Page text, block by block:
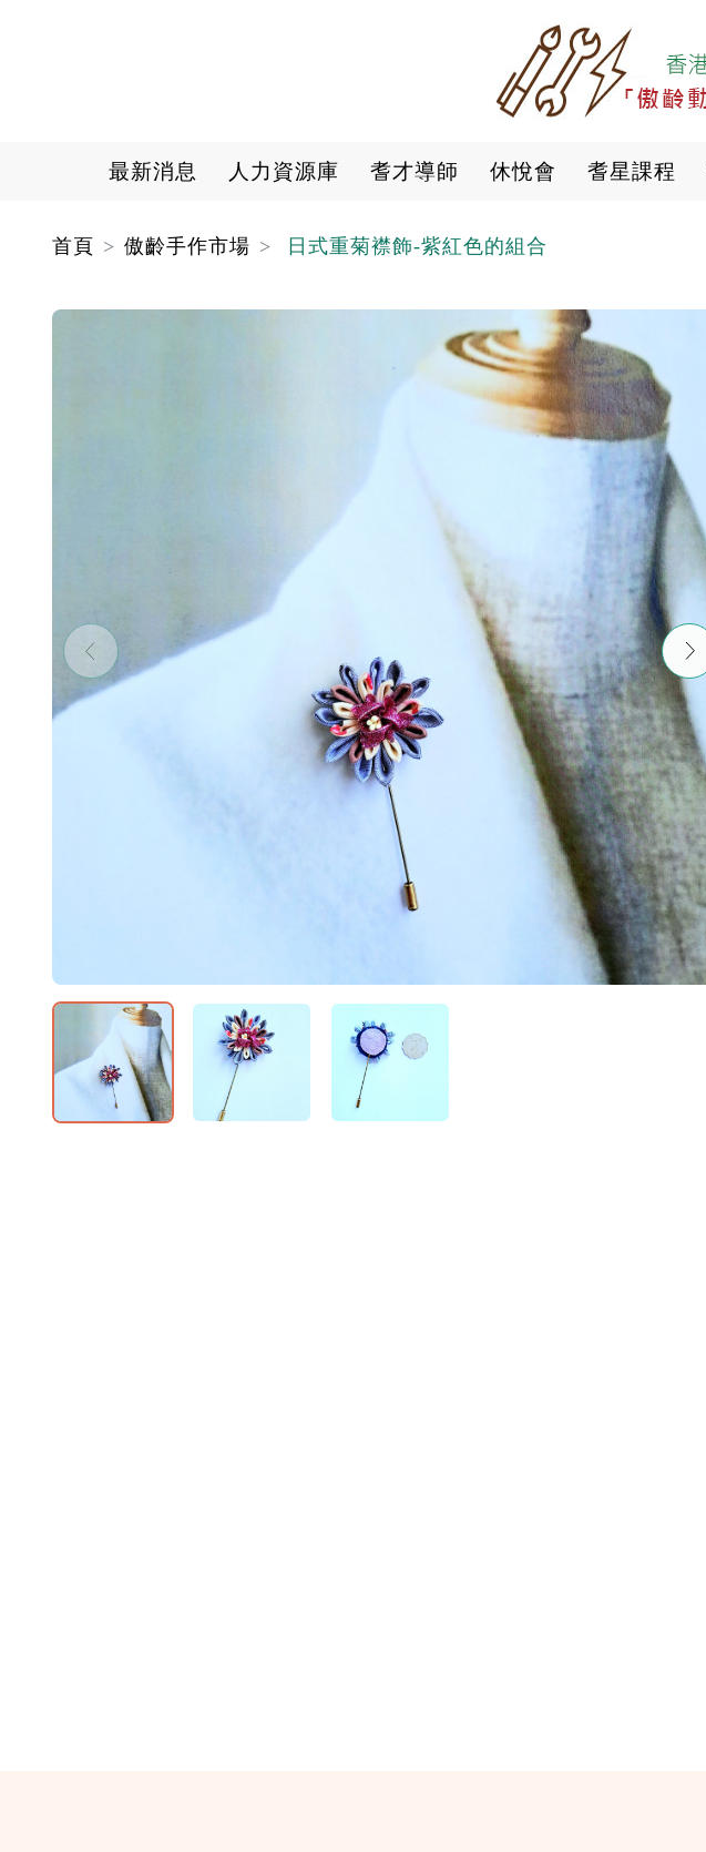
Main navigation
最新消息 人力資源庫 耆才導師 休悅會 耆星課程
首頁 傲齡手作市場 日式重菊襟飾-紫紅色的組合